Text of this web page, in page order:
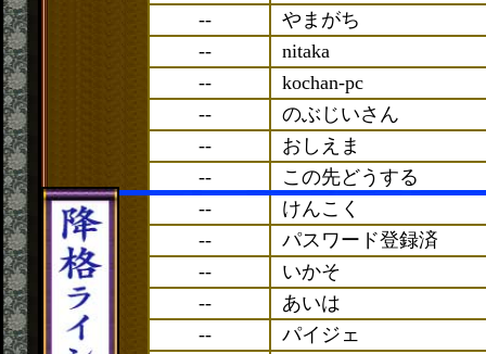
--
やまがち
--
nitaka
--
kochan-pc
--
のぶじいさん
--
おしえま
--
この先どうする
--
けんこく
--
パスワード登録済
--
いかそ
--
あいは
--
パイジェ